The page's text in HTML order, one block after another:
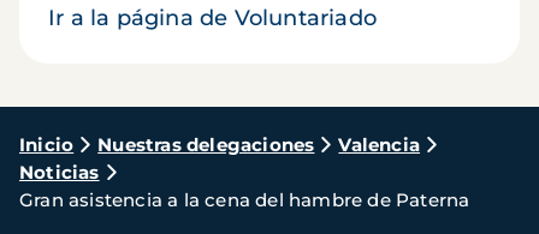
Ir a la página de Voluntariado
Ruta
de
navegación
Inicio Nuestras delegaciones
Valencia
Noticias
Gran asistencia a la cena del hambre de Paterna